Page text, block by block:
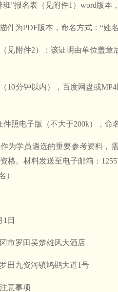
”报名表（见附件1）word版本
件为PDF版本，命名方式：“姓
见附件2）：该证明由单位盖章
10分钟以内），百度网盘或
照电子版（不大于200k），命
为学员遴选的重要参考资料，
格。材料发送至电子邮箱：
）
1日
市罗田吴楚雄风大酒店
田九资河镇鸠鹚大道1号
意事项